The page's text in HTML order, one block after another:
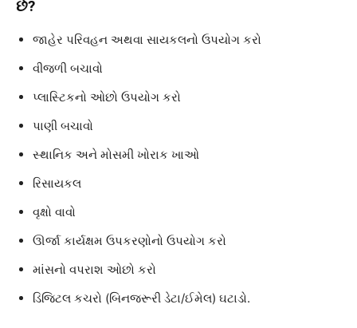
છે?
જાહેર પરિવહન અથવા સાયકલનો ઉપયોગ કરો
વીજળી બચાવો
પ્લાસ્ટિકનો ઓછો ઉપયોગ કરો
પાણી બચાવો
સ્થાનિક અને મોસમી ખોરાક ખાઓ
રિસાયકલ
વૃક્ષો વાવો
ઊર્જા કાર્યક્ષમ ઉપકરણોનો ઉપયોગ કરો
માંસનો વપરાશ ઓછો કરો
ડિજિટલ કચરો (બિનજરૂરી ડેટા/ઈમેલ) ઘટાડો.